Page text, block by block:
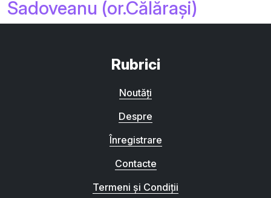
Sadoveanu (or.Călărași)
Rubrici
Noutăți
Despre
Înregistrare
Contacte
Termeni și Condiții